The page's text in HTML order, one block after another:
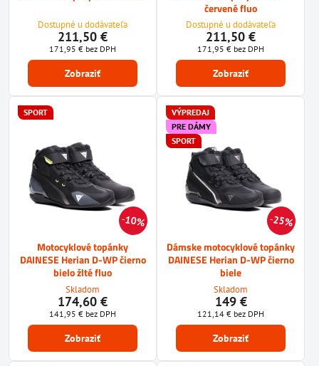
Dostupné u dodávateľa
211,50 €
171,95 € bez DPH
Zobraziť
červené fluo
Dostupné u dodávateľa
211,50 €
171,95 € bez DPH
Zobraziť
10%
SPORT
Motocyklové topánky
DAINESE Herian D-WP čierno
bielo žlté fluo
Skladom
174,60 €
141,95 € bez DPH
Zobraziť
25%
VÝPREDAJ
PRE DÁMY
SPORT
Dámske motocyklové topánky
DAINESE Herian D-WP čierno
biele
Skladom
149 €
121,14 € bez DPH
Zobraziť